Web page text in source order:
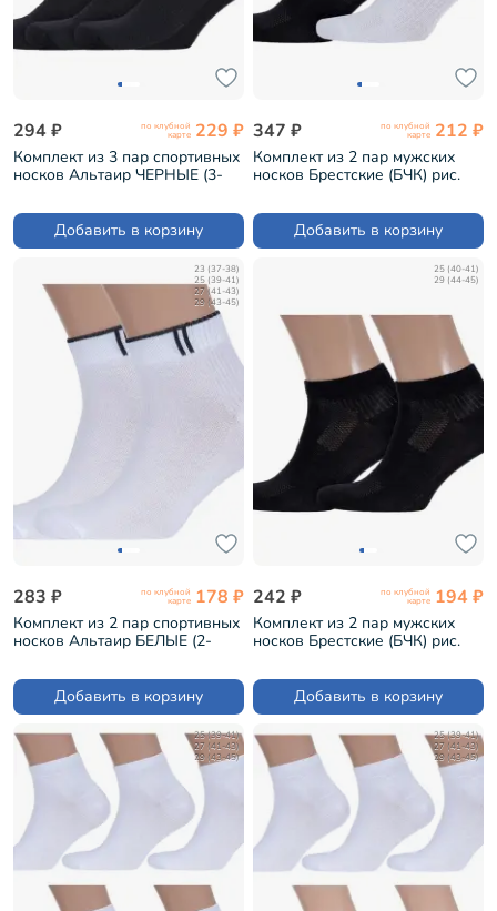
294 ₽ по клубной
карте 229 ₽
Комплект из 3 пар спортивных
носков Альтаир ЧЕРНЫЕ (3-
Добавить в корзину
347 ₽ по клубной
карте 212 ₽
Комплект из 2 пар мужских
носков Брестские (БЧК) рис.
Добавить в корзину
23 (37-38)
25 (39-41)
27 (41-43)
29 (43-45)
283 ₽ по клубной
карте 178 ₽
Комплект из 2 пар спортивных
носков Альтаир БЕЛЫЕ (2-
Добавить в корзину
25 (40-41)
29 (44-45)
242 ₽ по клубной
карте 194 ₽
Комплект из 2 пар мужских
носков Брестские (БЧК) рис.
Добавить в корзину
25 (39-41)
27 (41-43)
29 (43-45)
25 (39-41)
27 (41-43)
29 (43-45)